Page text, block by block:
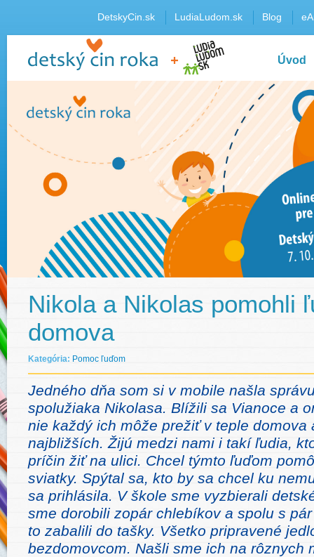
DetskyCin.sk LudiaLudom.sk Blog
Úvod
Nikola a Nikolas pomohli
domova
Kategória: Pomoc ľuďom
Jedného dňa som si v mobile našla
spolužiaka Nikolasa. Blížili sa Vianoce a
nie každý ich môže prežiť v teple domova
najbližších. Žijú medzi nami i takí ľudia,
príčin žiť na ulici. Chcel týmto ľuďom
sviatky. Spýtal sa, kto by sa chcel ku
sa prihlásila. V škole sme vyzbierali
sme dorobili zopár chlebíkov a spolu s
to zabalili do tašky. Všetko pripravené
bezdomovcom. Našli sme ich na rôznych